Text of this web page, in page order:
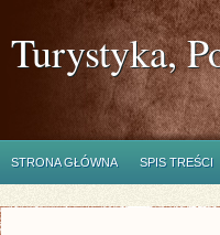
Turystyka,
STRONA GŁÓWNA SPIS TREŚCI